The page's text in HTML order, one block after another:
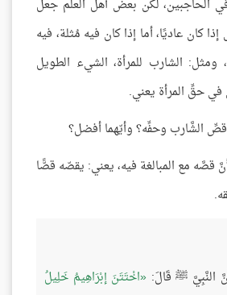
الحاجبين، لكن بعض أهل العلم جعل
كان عاديًا، أما إذا كان فيه مُثلة، فيه
ومثل: الشارب للمرأة، الشيء الطويل
في حقِّ المرأة يعني.
قصِّ الشَّارب وحفِّه؟ وأيّهما أفضل؟
قصَّه مع المبالغة فيه، يعني: يقصّه قصًّا
النَّبِيَّ ﷺ قَالَ: اخْتَتَنَ إبْرَاهِيمُ خَلِيلُ